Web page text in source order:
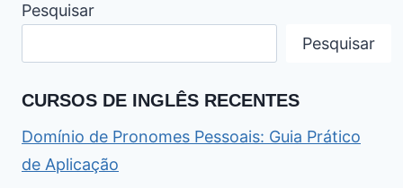
Pesquisar
Pesquisar
CURSOS DE INGLÊS RECENTES
Domínio de Pronomes Pessoais: Guia Prático
de Aplicação